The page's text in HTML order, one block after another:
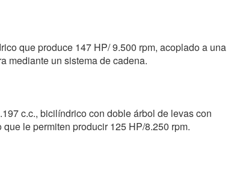
que produce 147 HP/ 9.500 rpm, acoplado a una
mediante un sistema de cadena.
c.c., bicilíndrico con doble árbol de levas con
le permiten producir 125 HP/8.250 rpm.